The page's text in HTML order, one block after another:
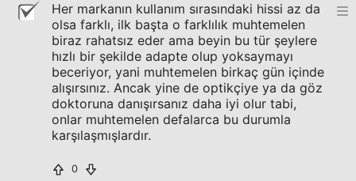
Her markanın kullanım sırasındaki hissi az da
olsa farklı, ilk başta o farklılık muhtemelen
biraz rahatsız eder ama beyin bu tür şeylere
hızlı bir şekilde adapte olup yoksaymayı
beceriyor, yani muhtemelen birkaç gün içinde
alışırsınız. Ancak yine de optikçiye ya da göz
doktoruna danışırsanız daha iyi olur tabi,
onlar muhtemelen defalarca bu durumla
karşılaşmışlardır.
0